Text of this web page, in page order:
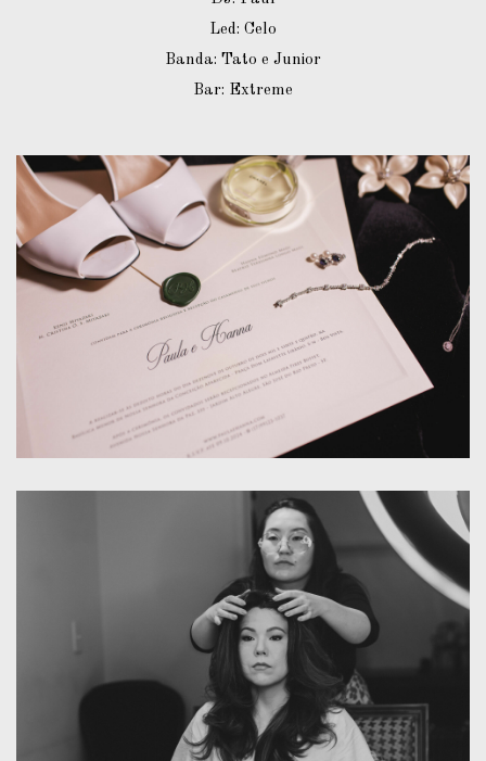
Led: Celo
Banda: Tato e Junior
Bar: Extreme